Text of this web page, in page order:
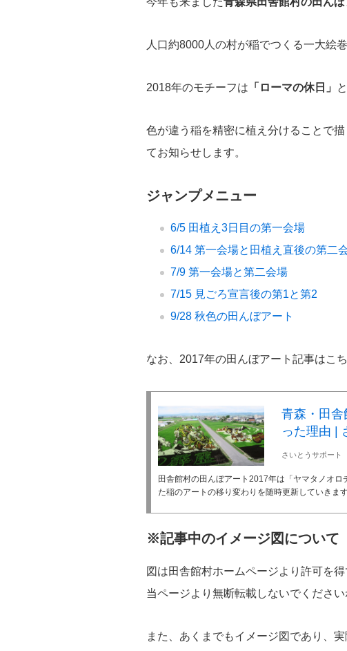
人口約8000人の村が稲でつくる一大絵巻
2018年のモチーフは 「ローマの休日」 と
色が違う稲を精密に植え分けることで
てお知らせします。
ジャンプメニュー
6/5 田植え3日目の第一会場
6/14 第一会場と田植え直後の第二
7/9 第一会場と第二会場
7/15 見ごろ宣言後の第1と第2
9/28 秋色の田んぼアート
なお、2017年の田んぼアート記事はこ
青森・田
った理由 |
さいとうサポート
田舎館村の田んぼアート2017年は「ヤマタノオ
た稲のアートの移り変わりを随時更新していきます
※記事中のイメージ図について
図は田舎館村ホームページより許可を
当ページより無断転載しないでください
また、あくまでもイメージ図であり、